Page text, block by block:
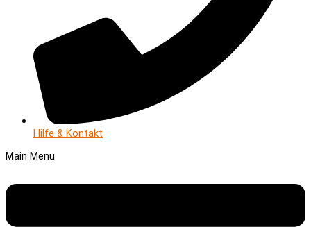
Hilfe & Kontakt
Main Menu